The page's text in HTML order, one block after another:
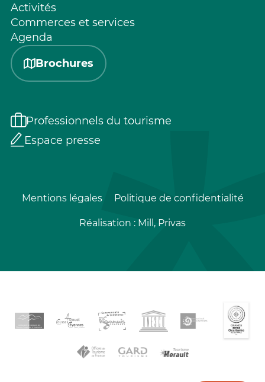
Activités
Commerces et services
Agenda
Brochures
Professionnels du tourisme
Espace presse
Mentions légales Politique de confidentialité
Réalisation : Mill, Privas